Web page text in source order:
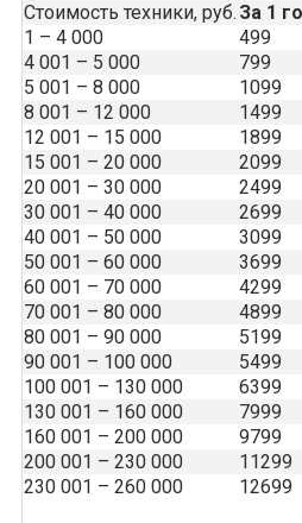
Стоимость техники, руб. За 1
1 – 4 000
499
4 001 – 5 000
799
5 001 – 8 000
1099
8 001 – 12 000
1499
12 001 – 15 000
1899
15 001 – 20 000
2099
20 001 – 30 000
2499
30 001 – 40 000
2699
40 001 – 50 000
3099
50 001 – 60 000
3699
60 001 – 70 000
4299
70 001 – 80 000
4899
80 001 – 90 000
5199
90 001 – 100 000
5499
100 001 – 130 000
6399
130 001 – 160 000
7999
160 001 – 200 000
9799
200 001 – 230 000
11299
230 001 – 260 000
12699